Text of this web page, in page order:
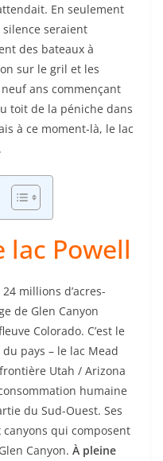
En seulement
seraient
des bateaux à
sur le gril et les
ans commençant
toit de la péniche dans
à ce moment-là, le lac
lac Powell
millions d’acres-
de Glen Canyon
Colorado. C’est le
pays – le lac Mead
Utah / Arizona
humaine
du Sud-Ouest. Ses
qui composent
Canyon. À pleine